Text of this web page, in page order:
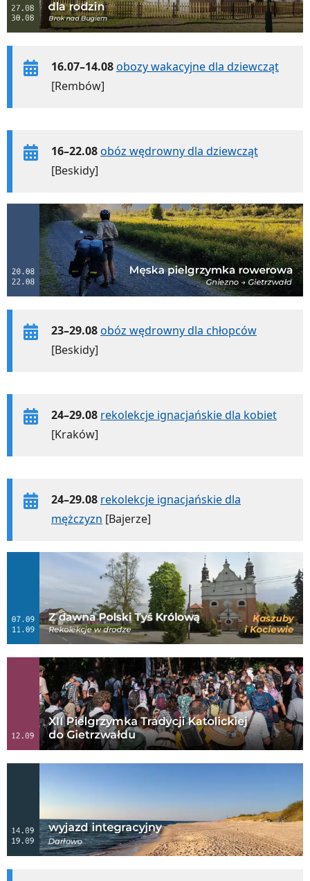
16.07–14.08obozy wakacyjne dla dziewcząt
[Rembów]
16–22.08obóz wędrowny dla dziewcząt
[Beskidy]
23–29.08obóz wędrowny dla chłopców
[Beskidy]
24–29.08 rekolekcje ignacjańskie dla kobiet
[Kraków]
24–29.08 rekolekcje ignacjańskie dla
mężczyzn [Bajerze]